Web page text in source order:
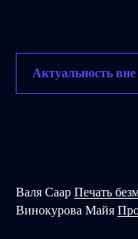
Валя Саар Печать
Винокурова Майя